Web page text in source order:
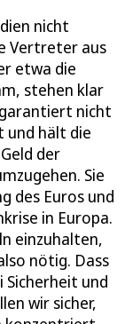
nicht
Vertreter aus
etwa die
stehen klar
nicht
und hält die
der
Sie
des Euros und
in Europa.
einzuhalten,
nötig. Dass
und
wir sicher,